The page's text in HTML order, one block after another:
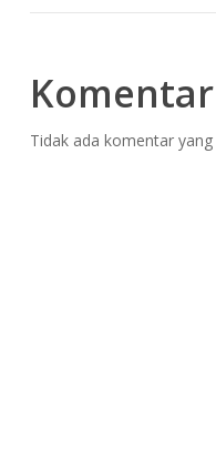
Tidak ada komentar